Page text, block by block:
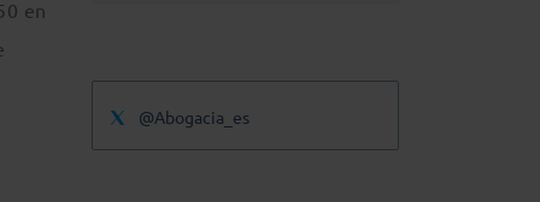
en
@Abogacia_es